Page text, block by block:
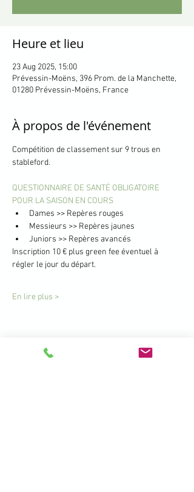
Heure et lieu
23 Aug 2025, 15:00
Prévessin-Moëns, 396 Prom. de la Manchette,
01280 Prévessin-Moëns, France
À propos de l'événement
Compétition de classement sur 9 trous en
stableford.
QUESTIONNAIRE DE SANTÉ OBLIGATOIRE
POUR LA SAISON EN COURS
Dames >> Repères rouges
Messieurs >> Repères jaunes
Juniors >> Repères avancés
Inscription 10 € plus green fee éventuel à
régler le jour du départ.
En lire plus >